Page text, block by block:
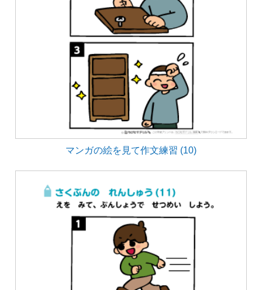
マンガの絵を見て作文練習 (10)